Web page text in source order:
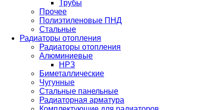
Трубы
Прочее
Полиэтиленовые ПНД
Стальные
Радиаторы отопления
Радиаторы отопления
Алюминиевые
НРЗ
Биметаллические
Чугунные
Стальные панельные
Радиаторная арматура